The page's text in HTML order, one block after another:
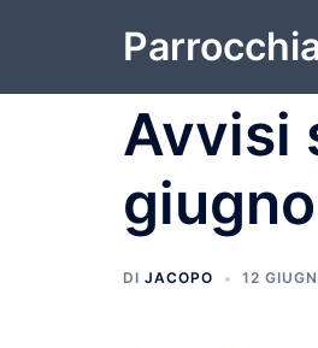
Avvisi
DI JACOPO 12